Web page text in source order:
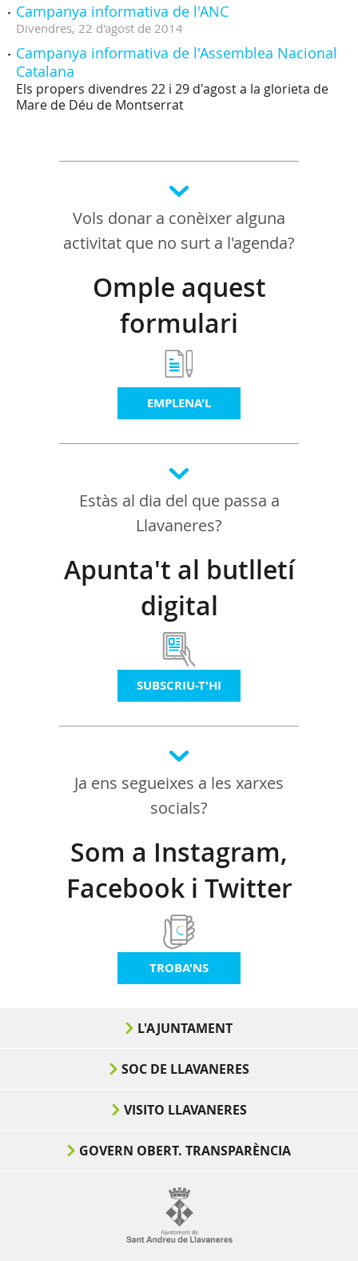
Campanya informativa de l'ANC
Divendres, 22 d'agost de 2014
Campanya informativa de l'Assemblea Nacional
Catalana
Els propers divendres 22 i 29 d'agost a la glorieta de
Mare de Déu de Montserrat
Vols donar a conèixer alguna
activitat que no surt a l'agenda?
Omple aquest
formulari
EMPLENA'L
Estàs al dia del que passa a
Llavaneres?
Apunta't al butlletí
digital
SUBSCRIU-T'HI
Ja ens segueixes a les xarxes
socials?
Som a Instagram,
Facebook i Twitter
TROBA'NS
L'AJUNTAMENT
SOC DE LLAVANERES
VISITO LLAVANERES
GOVERN OBERT. TRANSPARÈNCIA